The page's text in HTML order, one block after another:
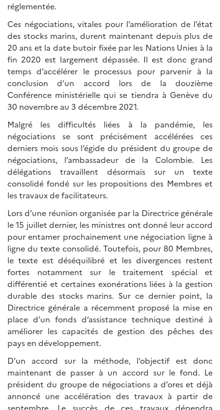
réglementée.
Ces négociations, vitales pour l’amélioration de l’état
des stocks marins, durent maintenant depuis plus de
20 ans et la date butoir fixée par les Nations Unies à la
fin 2020 est largement dépassée. Il est donc grand
temps d’accélérer le processus pour parvenir à la
conclusion d’un accord lors de la douzième
Conférence ministérielle qui se tiendra à Genève du
30 novembre au 3 décembre 2021.
Malgré les difficultés liées à la pandémie, les
négociations se sont précisément accélérées ces
derniers mois sous l’égide du président du groupe de
négociations, l’ambassadeur de la Colombie. Les
délégations travaillent désormais sur un texte
consolidé fondé sur les propositions des Membres et
les travaux de facilitateurs.
Lors d’une réunion organisée par la Directrice générale
le 15 juillet dernier, les ministres ont donné leur accord
pour entamer prochainement une négociation ligne à
ligne du texte consolidé. Toutefois, pour 80 Membres,
le texte est déséquilibré et les divergences restent
fortes notamment sur le traitement spécial et
différentié et certaines exonérations liées à la gestion
durable des stocks marins. Sur ce dernier point, la
Directrice générale a récemment proposé la mise en
place d’un fonds d’assistance technique destiné à
améliorer les capacités de gestion des pêches des
pays en développement.
D’un accord sur la méthode, l’objectif est donc
maintenant de passer à un accord sur le fond. Le
président du groupe de négociations a d’ores et déjà
annoncé une accélération des travaux à partir de
septembre. Le succès de ces travaux dépendra